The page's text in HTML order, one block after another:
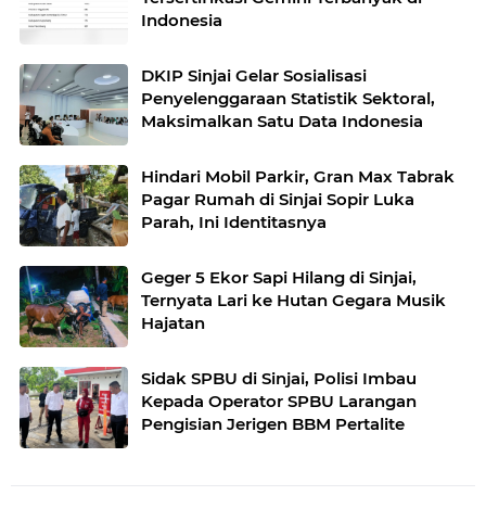
Indonesia
DKIP Sinjai Gelar Sosialisasi
Penyelenggaraan Statistik Sektoral,
Maksimalkan Satu Data Indonesia
Hindari Mobil Parkir, Gran Max Tabrak
Pagar Rumah di Sinjai Sopir Luka
Parah, Ini Identitasnya
Geger 5 Ekor Sapi Hilang di Sinjai,
Ternyata Lari ke Hutan Gegara Musik
Hajatan
Sidak SPBU di Sinjai, Polisi Imbau
Kepada Operator SPBU Larangan
Pengisian Jerigen BBM Pertalite